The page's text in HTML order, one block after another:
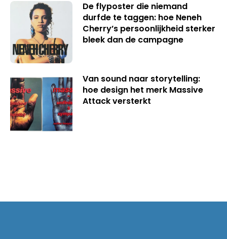
De flyposter die niemand
durfde te taggen: hoe Neneh
Cherry’s persoonlijkheid sterker
bleek dan de campagne
Van sound naar storytelling:
hoe design het merk Massive
Attack versterkt